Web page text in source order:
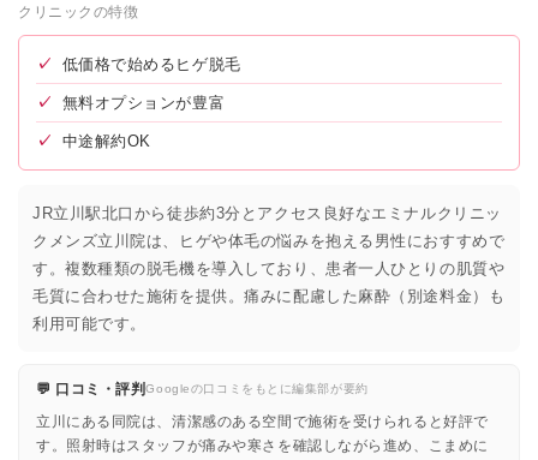
クリニックの特徴
✓ 低価格で始めるヒゲ脱毛
✓ 無料オプションが豊富
✓ 中途解約OK
JR立川駅北口から徒歩約3分とアクセス良好なエミナルクリニッ
クメンズ立川院は、ヒゲや体毛の悩みを抱える男性におすすめで
す。複数種類の脱毛機を導入しており、患者一人ひとりの肌質や
毛質に合わせた施術を提供。痛みに配慮した麻酔（別途料金）も
利用可能です。
💬 口コミ・評判Googleの口コミをもとに編集部が要約
立川にある同院は、清潔感のある空間で施術を受けられると好評で
す。照射時はスタッフが痛みや寒さを確認しながら進め、こまめに